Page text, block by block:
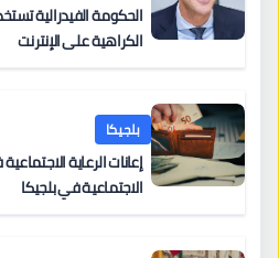
الحكومة الفيدرالية
الكراهية على الإنترنت
بلجيكا
إعانات الرعاية
الاجتماعية في بلجيكا